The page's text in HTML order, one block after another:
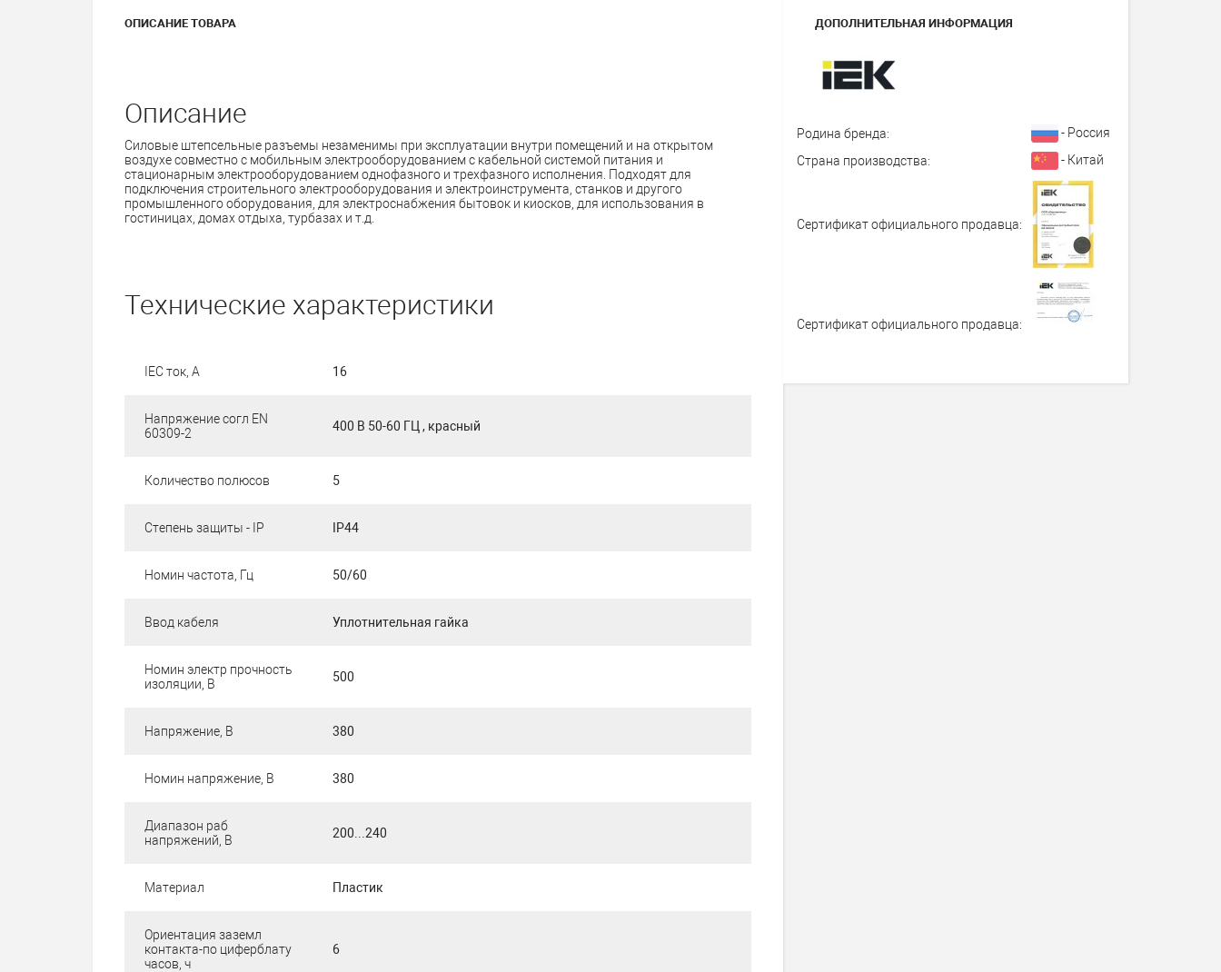
ОПИСАНИЕ ТОВАРА
Описание
Силовые штепсельные разъемы незаменимы при эксплуатации внутри помещений и на открытом
воздухе совместно с мобильным электрооборудованием с кабельной системой питания и
стационарным электрооборудованием однофазного и трехфазного исполнения. Подходят для
подключения строительного электрооборудования и электроинструмента, станков и другого
промышленного оборудования, для электроснабжения бытовок и киосков, для использования в
гостиницах, домах отдыха, турбазах и т.д.
Технические характеристики
IEC ток, А 16
Напряжение согл EN
60309-2
400 В 50-60 ГЦ , красный
Количество полюсов 5
Степень защиты - IP IP44
Номин частота, Гц 50/60
Ввод кабеля Уплотнительная гайка
Номин электр прочность
изоляции, В
500
Напряжение, В 380
Номин напряжение, В 380
Диапазон раб
напряжений, В
200...240
Материал Пластик
Ориентация заземл
контакта-по циферблату
часов, ч
6
ДОПОЛНИТЕЛЬНАЯ ИНФОРМАЦИЯ
Родина бренда:
- Россия
Страна производства:
- Китай
Сертификат официального продавца:
Сертификат официального продавца: